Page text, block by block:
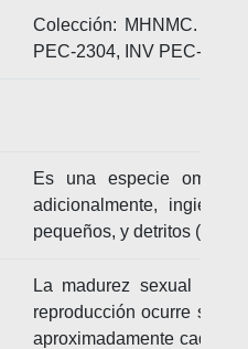
Colección: MHNMC.
PEC-2304, INV PEC-2305
Es una especie
adicionalmente, ingiere
pequeños, y detritos
La madurez sexual
reproducción ocurre solo
aproximadamente cada